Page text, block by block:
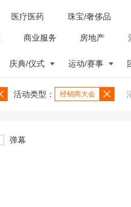
医疗医药 珠宝/奢侈品
商业服务 房地产
庆典/仪式 运动/赛事
活动类型： 经销商大会
弹幕